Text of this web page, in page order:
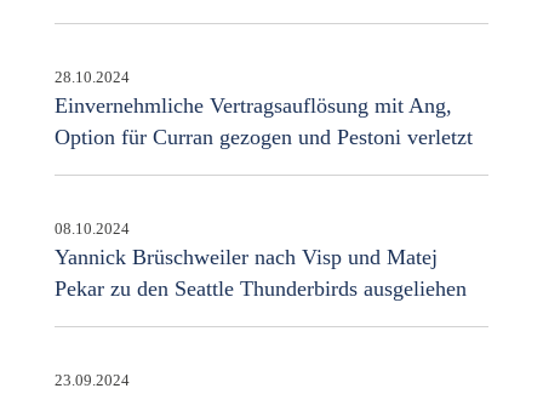
28.10.2024
Einvernehmliche Vertragsauflösung mit Ang,
Option für Curran gezogen und Pestoni verletzt
08.10.2024
Yannick Brüschweiler nach Visp und Matej
Pekar zu den Seattle Thunderbirds ausgeliehen
23.09.2024